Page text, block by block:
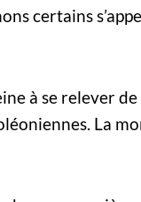
certains
à se relever
La